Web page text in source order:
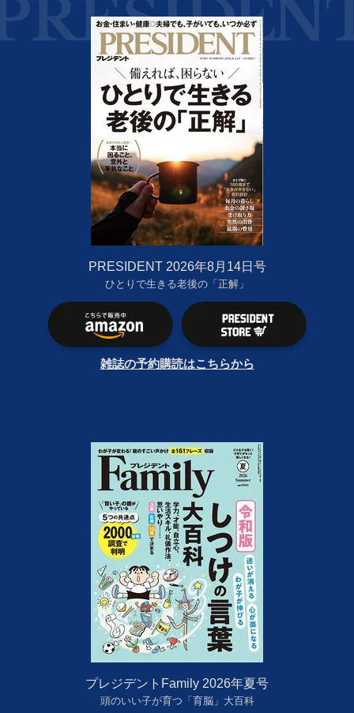
PRESIDENT 2026年8月14日号
ひとりで生きる老後の「正解」
雑誌の予約購読はこちらから
プレジデントFamily 2026年夏号
頭のいい子が育つ「育脳」大百科